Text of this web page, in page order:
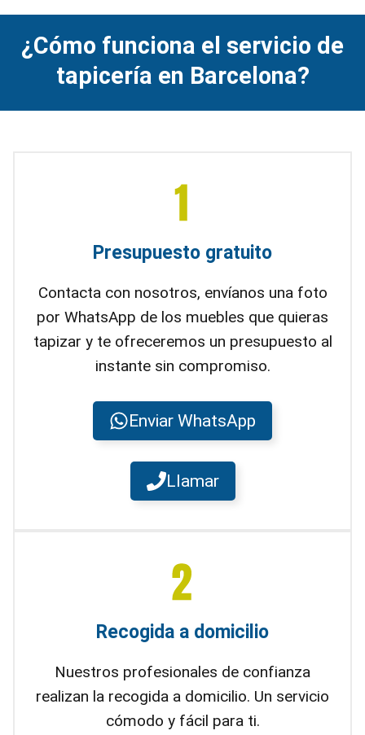
¿Cómo funciona el servicio de
tapicería en Barcelona?
Presupuesto gratuito
Contacta con nosotros, envíanos una foto
por WhatsApp de los muebles que quieras
tapizar y te ofreceremos un presupuesto al
instante sin compromiso.
Enviar WhatsApp
Llamar
Recogida a domicilio
Nuestros profesionales de confianza
realizan la recogida a domicilio. Un servicio
cómodo y fácil para ti.